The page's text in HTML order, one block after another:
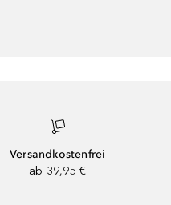
Versandkostenfrei
ab 39,95 €